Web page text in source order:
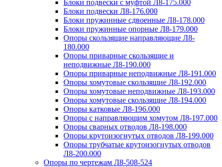
Блоки подвески с муфтой Л8-175.000
Блоки подвески Л8-176.000
Блоки пружинные сдвоенные Л8-178.000
Блоки пружинные опорные Л8-179.000
Опоры скользящие направляющие Л8-
180.000
Опоры приварные скользящие и
неподвижные Л8-190.000
Опоры приварные неподвижные Л8-191.000
Опоры хомутовые скользящие Л8-192.000
Опоры хомутовые неподвижные Л8-193.000
Опоры хомутовые скользящие Л8-194.000
Опоры катковые Л8-196.000
Опоры с направляющим хомутом Л8-197.000
Опоры сварных отводов Л8-198.000
Опоры крутоизогнутых отводов Л8-199.000
Опоры трубчатые крутоизогнутых отводов
Л8-200.000
Опоры по чертежам Л8-508-524